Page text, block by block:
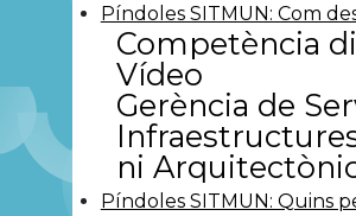
Píndoles SITMUN: Com
Competència
Vídeo
Gerència de
ni
Píndoles SITMUN: Quins